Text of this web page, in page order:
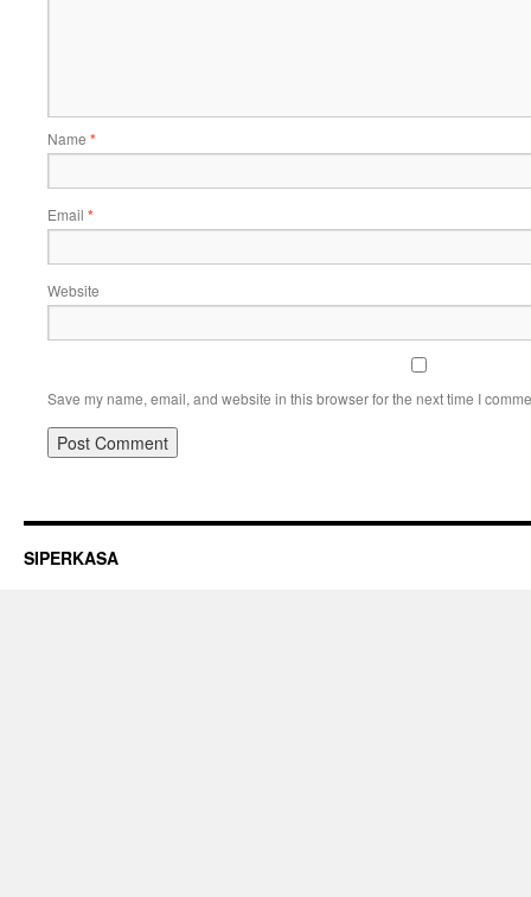
Name *
Email *
Website
Save my name, email, and website in this browser for the next time I
SIPERKASA